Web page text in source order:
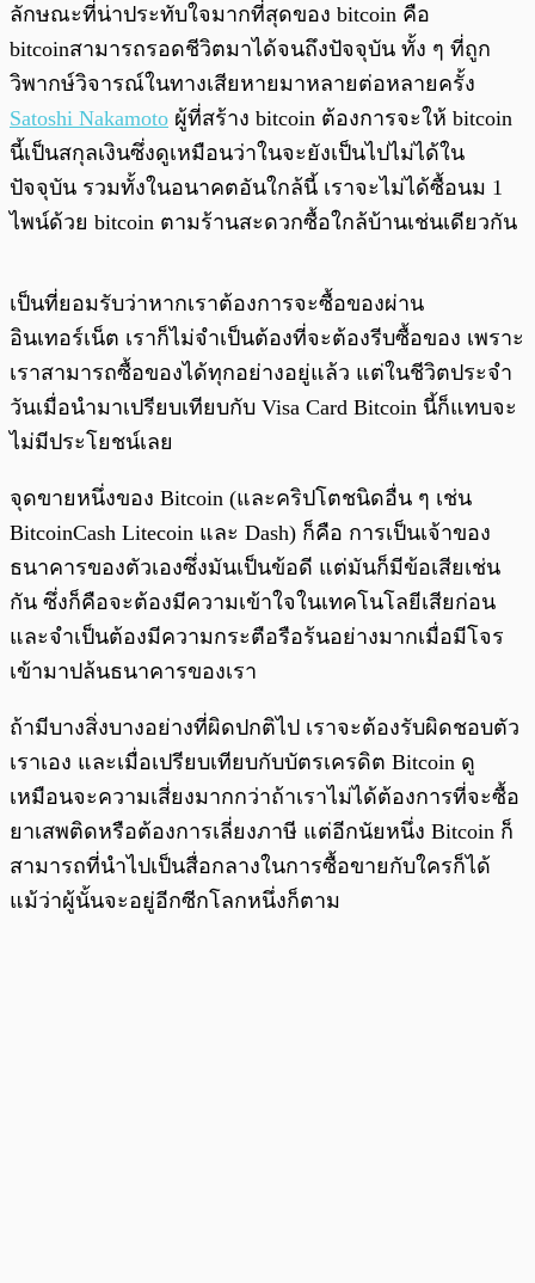
ลักษณะที่น่าประทับใจมากที่สุดของ bitcoin คือ
bitcoinสามารถรอดชีวิตมาได้จนถึงปัจจุบัน ทั้ง ๆ ที่ถูก
วิพากษ์วิจารณ์ในทางเสียหายมาหลายต่อหลายครั้ง
Satoshi Nakamoto ผู้ที่สร้าง bitcoin ต้องการจะให้ bitcoin
นี้เป็นสกุลเงินซึ่งดูเหมือนว่าในจะยังเป็นไปไม่ได้ใน
ปัจจุบัน รวมทั้งในอนาคตอันใกล้นี้ เราจะไม่ได้ซื้อนม 1
ไพน์ด้วย bitcoin ตามร้านสะดวกซื้อใกล้บ้านเช่นเดียวกัน
เป็นที่ยอมรับว่าหากเราต้องการจะซื้อของผ่าน
อินเทอร์เน็ต เราก็ไม่จำเป็นต้องที่จะต้องรีบซื้อของ เพราะ
เราสามารถซื้อของได้ทุกอย่างอยู่แล้ว แต่ในชีวิตประจำ
วันเมื่อนำมาเปรียบเทียบกับ Visa Card Bitcoin นี้ก็แทบจะ
ไม่มีประโยชน์เลย
จุดขายหนึ่งของ Bitcoin (และคริปโตชนิดอื่น ๆ เช่น
BitcoinCash Litecoin และ Dash) ก็คือ การเป็นเจ้าของ
ธนาคารของตัวเองซึ่งมันเป็นข้อดี แต่มันก็มีข้อเสียเช่น
กัน ซึ่งก็คือจะต้องมีความเข้าใจในเทคโนโลยีเสียก่อน
และจำเป็นต้องมีความกระตือรือร้นอย่างมากเมื่อมีโจร
เข้ามาปล้นธนาคารของเรา
ถ้ามีบางสิ่งบางอย่างที่ผิดปกติไป เราจะต้องรับผิดชอบตัว
เราเอง และเมื่อเปรียบเทียบกับบัตรเครดิต Bitcoin ดู
เหมือนจะความเสี่ยงมากกว่าถ้าเราไม่ได้ต้องการที่จะซื้อ
ยาเสพติดหรือต้องการเลี่ยงภาษี แต่อีกนัยหนึ่ง Bitcoin ก็
สามารถที่นำไปเป็นสื่อกลางในการซื้อขายกับใครก็ได้
แม้ว่าผู้นั้นจะอยู่อีกซีกโลกหนึ่งก็ตาม